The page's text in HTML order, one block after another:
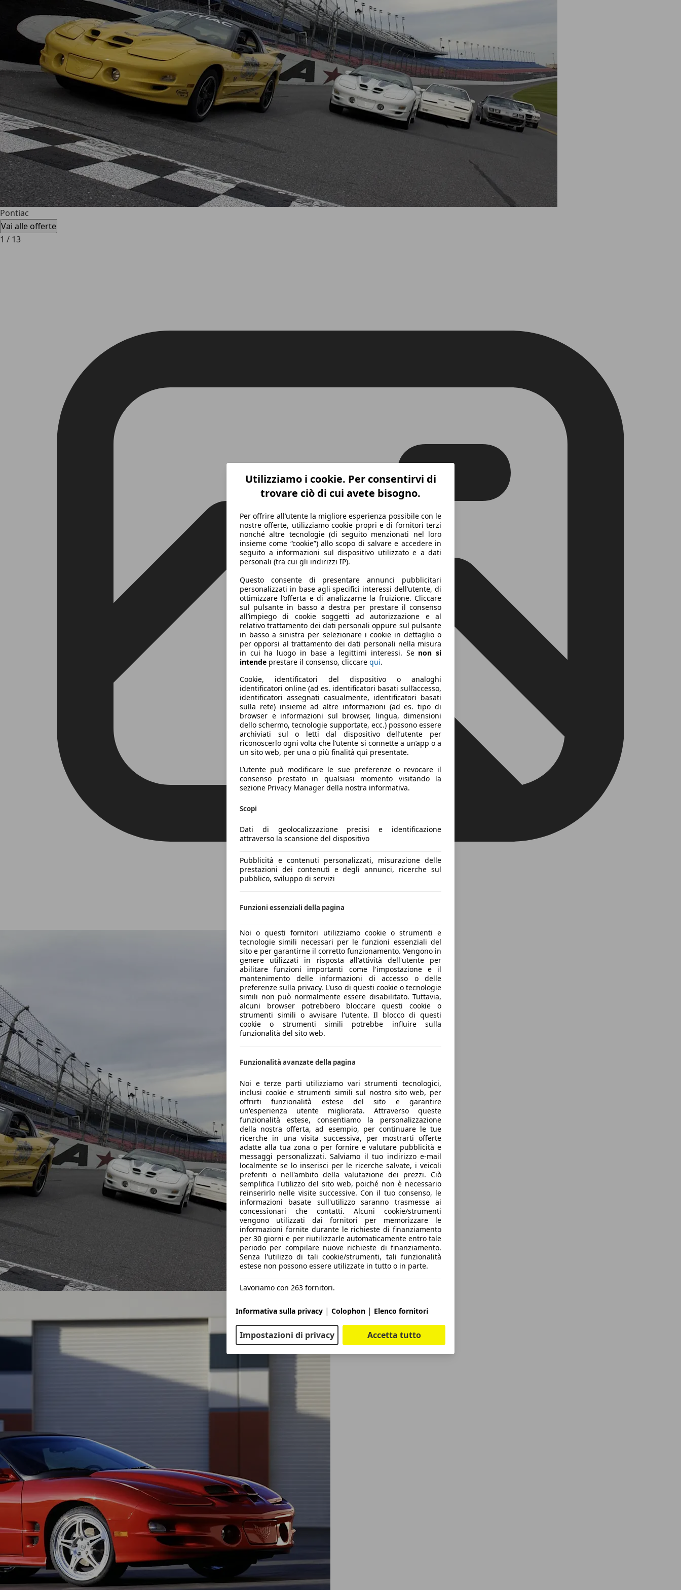
Pontiac
Vai alle offerte
1 / 13
Utilizziamo i cookie. Per consentirvi di
trovare ciò di cui avete bisogno.
Per offrire all’utente la migliore esperienza possibile con le
nostre offerte, utilizziamo cookie propri e di fornitori terzi
nonché altre tecnologie (di seguito menzionati nel loro
insieme come “cookie”) allo scopo di salvare e accedere in
seguito a informazioni sul dispositivo utilizzato e a dati
personali (tra cui gli indirizzi IP).
Questo consente di presentare annunci pubblicitari
personalizzati in base agli specifici interessi dell’utente, di
ottimizzare l’offerta e di analizzarne la fruizione. Cliccare
sul pulsante in basso a destra per prestare il consenso
all’impiego di cookie soggetti ad autorizzazione e al
relativo trattamento dei dati personali oppure sul pulsante
in basso a sinistra per selezionare i cookie in dettaglio o
per opporsi al trattamento dei dati personali nella misura
in cui ha luogo in base a legittimi interessi. Se non si
intende prestare il consenso, cliccare qui.
Cookie, identificatori del dispositivo o analoghi
identificatori online (ad es. identificatori basati sull’accesso,
identificatori assegnati casualmente, identificatori basati
sulla rete) insieme ad altre informazioni (ad es. tipo di
browser e informazioni sul browser, lingua, dimensioni
dello schermo, tecnologie supportate, ecc.) possono essere
archiviati sul o letti dal dispositivo dell’utente per
riconoscerlo ogni volta che l’utente si connette a un’app o a
un sito web, per una o più finalità qui presentate.
L’utente può modificare le sue preferenze o revocare il
consenso prestato in qualsiasi momento visitando la
sezione Privacy Manager della nostra informativa.
Scopi
Dati di geolocalizzazione precisi e identificazione
attraverso la scansione del dispositivo
Pubblicità e contenuti personalizzati, misurazione delle
prestazioni dei contenuti e degli annunci, ricerche sul
pubblico, sviluppo di servizi
Funzioni essenziali della pagina
Noi o questi fornitori utilizziamo cookie o strumenti e
tecnologie simili necessari per le funzioni essenziali del
sito e per garantirne il corretto funzionamento. Vengono in
genere utilizzati in risposta all'attività dell'utente per
abilitare funzioni importanti come l'impostazione e il
mantenimento delle informazioni di accesso o delle
preferenze sulla privacy. L'uso di questi cookie o tecnologie
simili non può normalmente essere disabilitato. Tuttavia,
alcuni browser potrebbero bloccare questi cookie o
strumenti simili o avvisare l'utente. Il blocco di questi
cookie o strumenti simili potrebbe influire sulla
funzionalità del sito web.
Funzionalità avanzate della pagina
Noi e terze parti utilizziamo vari strumenti tecnologici,
inclusi cookie e strumenti simili sul nostro sito web, per
offrirti funzionalità estese del sito e garantire
un'esperienza utente migliorata. Attraverso queste
funzionalità estese, consentiamo la personalizzazione
della nostra offerta, ad esempio, per continuare le tue
ricerche in una visita successiva, per mostrarti offerte
adatte alla tua zona o per fornire e valutare pubblicità e
messaggi personalizzati. Salviamo il tuo indirizzo e-mail
localmente se lo inserisci per le ricerche salvate, i veicoli
preferiti o nell'ambito della valutazione dei prezzi. Ciò
semplifica l'utilizzo del sito web, poiché non è necessario
reinserirlo nelle visite successive. Con il tuo consenso, le
informazioni basate sull'utilizzo saranno trasmesse ai
concessionari che contatti. Alcuni cookie/strumenti
vengono utilizzati dai fornitori per memorizzare le
informazioni fornite durante le richieste di finanziamento
per 30 giorni e per riutilizzarle automaticamente entro tale
periodo per compilare nuove richieste di finanziamento.
Senza l'utilizzo di tali cookie/strumenti, tali funzionalità
estese non possono essere utilizzate in tutto o in parte.
Lavoriamo con 263 fornitori.
Informativa sulla privacy | Colophon | Elenco fornitori
Impostazioni di privacy Accetta tutto